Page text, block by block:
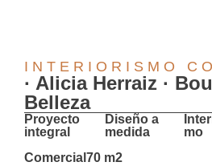
INTERIORISMO
· Alicia Herraiz ·
Belleza
Proyecto
integral
Diseño a
medida
mo
Comercial 70 m2